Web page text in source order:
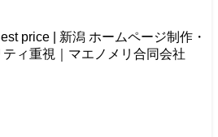
price | 新潟 ホームページ制作・
ィ重視｜マエノメリ合同会社